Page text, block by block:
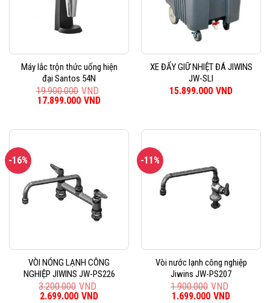
Máy lắc trộn thức uống hiện
đại Santos 54N
19.900.000 VND
Giá
19.900.000VND.
17.899.000 VND
là:
XE ĐẨY GIỮ NHIỆT ĐÁ JIWINS
JW-SLI
15.899.000 VND
-16%
VÒI NÓNG LẠNH CÔNG
NGHIỆP JIWINS JW-PS226
3.200.000 VND
Giá
2.699.000 VND
-11%
Vòi nước lạnh công nghiệp
Jiwins JW-PS207
1.900.000 VND
Giá
1.699.000 VND